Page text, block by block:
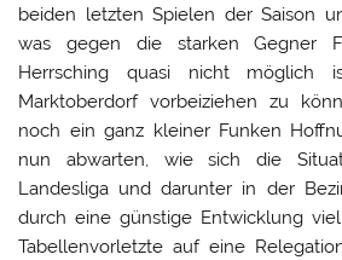
beiden letzten Spielen der Saison
was gegen die starken Gegner
Herrsching quasi nicht
Marktoberdorf vorbeiziehen zu
noch ein ganz kleiner Funken
nun abwarten, wie sich die
Landesliga und darunter in der
durch eine günstige Entwicklung
Tabellenvorletzte auf eine